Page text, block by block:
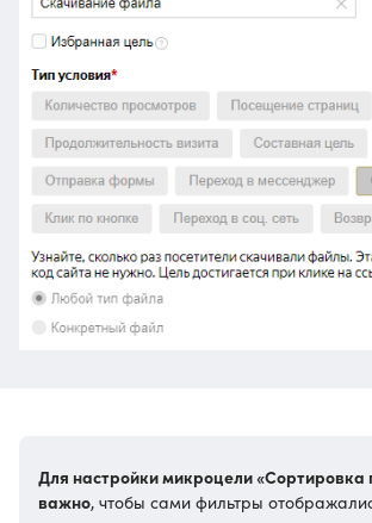
Для настройки микроцели «Сортировка
важно, чтобы сами фильтры